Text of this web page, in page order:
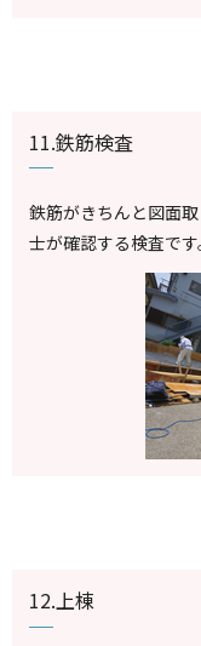
11.鉄筋検査
鉄筋がきちんと図面
士が確認する検査です
12.上棟